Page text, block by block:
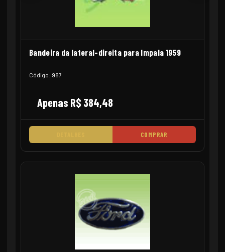
Bandeira da lateral-direita para Impala 1959
Código: 987
Apenas R$ 384,48
COMPRAR